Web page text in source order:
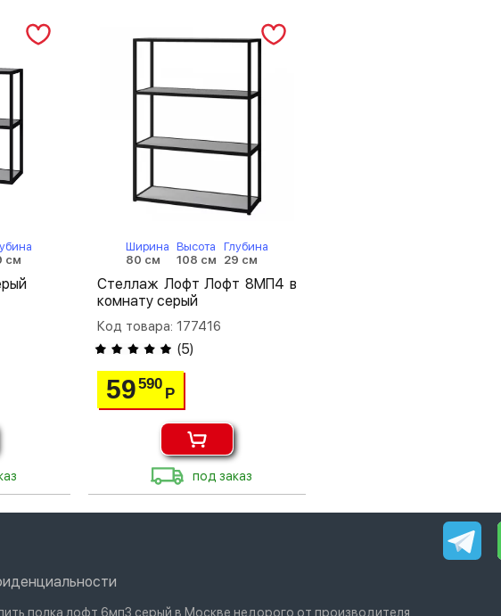
см
Ширина
80 см
Высота
108 см
Глубина
29 см
Стеллаж Лофт Лофт 8МП4 в
комнату серый
Код товара: 177416
(5)
59590
Р
под заказ
полка лофт 6мп3 серый в Москве недорого от производителя